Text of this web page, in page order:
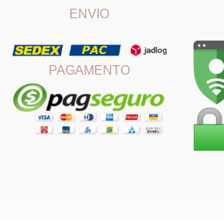
ENVIO
PAGAMENTO